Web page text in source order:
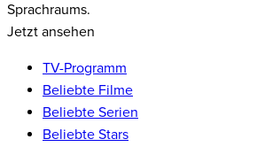
Sprachraums.
Jetzt ansehen
TV-Programm
Beliebte Filme
Beliebte Serien
Beliebte Stars